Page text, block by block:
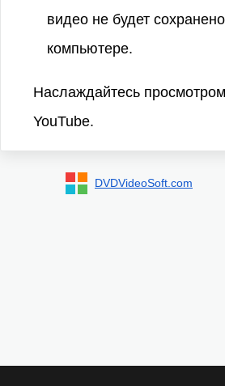
видео не будет
компьютере.
Наслаждайтесь
YouTube.
DVDVideoSoft.com